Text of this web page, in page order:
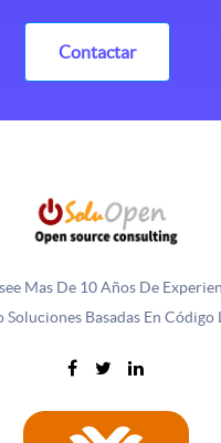
Contactar
Mas De 10 Años De
Soluciones Basadas En Código